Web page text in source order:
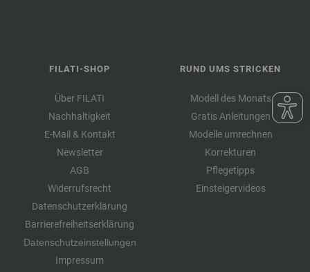
FILATI-SHOP
Über FILATI
Nachhaltigkeit
E-Mail & Kontakt
Newsletter
AGB
Widerrufsrecht
Datenschutzerklärung
Barrierefreiheitserklärung
Datenschutzeinstellungen
Impressum
RUND UMS STRICKEN
Modell des Monats
Gratis Anleitungen
Modelle umrechnen
Korrekturen
Pflegetipps
Einsteigervideos